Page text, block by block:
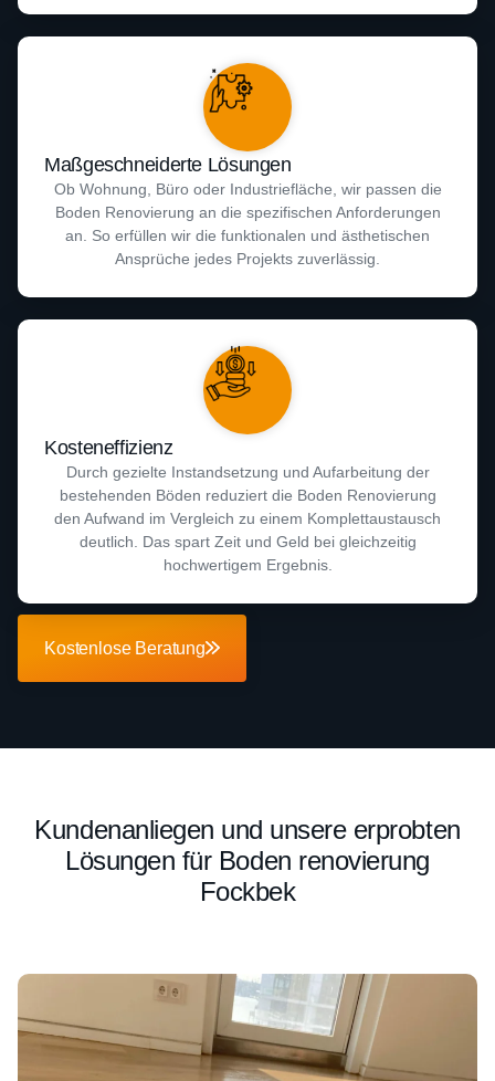
Maßgeschneiderte Lösungen
Ob Wohnung, Büro oder Industriefläche, wir passen die
Boden Renovierung an die spezifischen Anforderungen
an. So erfüllen wir die funktionalen und ästhetischen
Ansprüche jedes Projekts zuverlässig.
Kosteneffizienz
Durch gezielte Instandsetzung und Aufarbeitung der
bestehenden Böden reduziert die Boden Renovierung
den Aufwand im Vergleich zu einem Komplettaustausch
deutlich. Das spart Zeit und Geld bei gleichzeitig
hochwertigem Ergebnis.
Kostenlose Beratung
Kundenanliegen und unsere erprobten
Lösungen für Boden renovierung
Fockbek